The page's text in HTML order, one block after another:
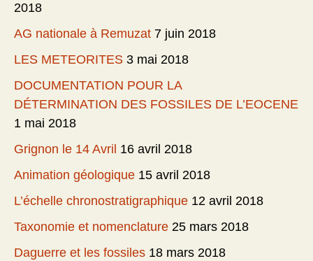
2018
AG nationale à Remuzat 7 juin 2018
LES METEORITES 3 mai 2018
DOCUMENTATION POUR LA
DÉTERMINATION DES FOSSILES DE L’EOCENE
1 mai 2018
Grignon le 14 Avril 16 avril 2018
Animation géologique 15 avril 2018
L’échelle chronostratigraphique 12 avril 2018
Taxonomie et nomenclature 25 mars 2018
Daguerre et les fossiles 18 mars 2018